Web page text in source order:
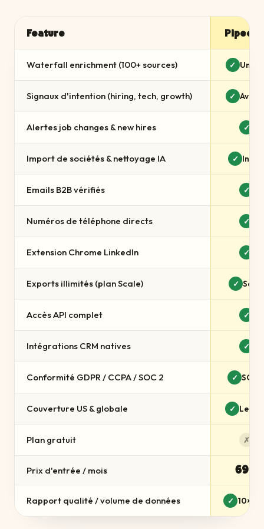
Feature
Waterfall enrichment (100+ sources) ✓
Signaux d'intention (hiring, tech, growth) ✓
Alertes job changes & new hires ✓
Import de sociétés & nettoyage IA ✓ Inclus
Emails B2B vérifiés ✓
Numéros de téléphone directs ✓
Extension Chrome LinkedIn ✓
Exports illimités (plan Scale) ✓ Scale
Accès API complet ✓
Intégrations CRM natives ✓
Conformité GDPR / CCPA / SOC 2 ✓ SOC
Couverture US & globale ✓
Plan gratuit ✗
Prix d'entrée / mois 69€
Rapport qualité / volume de données ✓ 10×